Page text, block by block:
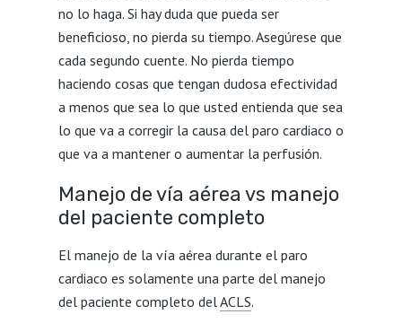
no lo haga. Si hay duda que pueda ser
beneficioso, no pierda su tiempo. Asegúrese que
cada segundo cuente. No pierda tiempo
haciendo cosas que tengan dudosa efectividad
a menos que sea lo que usted entienda que sea
lo que va a corregir la causa del paro cardiaco o
que va a mantener o aumentar la perfusión.
Manejo de vía aérea vs manejo
del paciente completo
El manejo de la vía aérea durante el paro
cardiaco es solamente una parte del manejo
del paciente completo delACLS.